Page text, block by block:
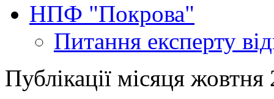
НПФ "Покрова"
Питання експерту
Публікації місяця жовтня